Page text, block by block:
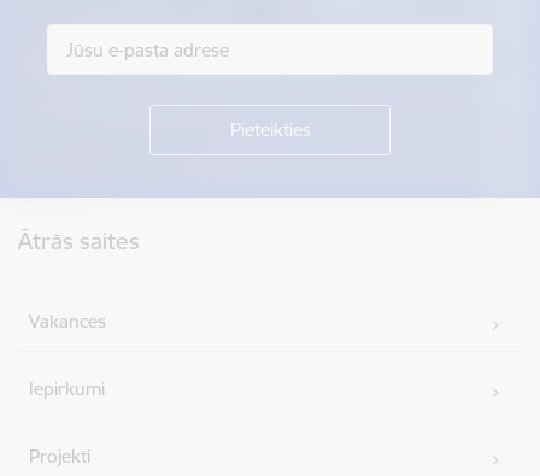
Ātrās saites
Vakances
Iepirkumi
Projekti